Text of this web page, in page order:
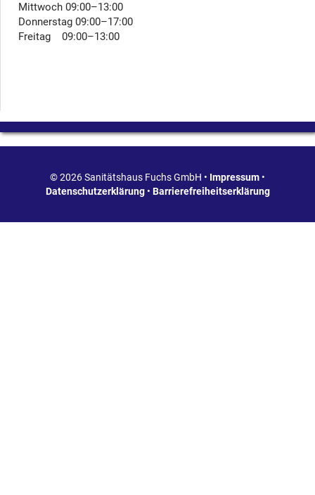
Mittwoch 09:00–13:00
Donnerstag 09:00–17:00
Freitag 09:00–13:00
© 2026 Sanitätshaus Fuchs GmbH • Impressum •
Datenschutzerklärung• Barrierefreiheitserklärung